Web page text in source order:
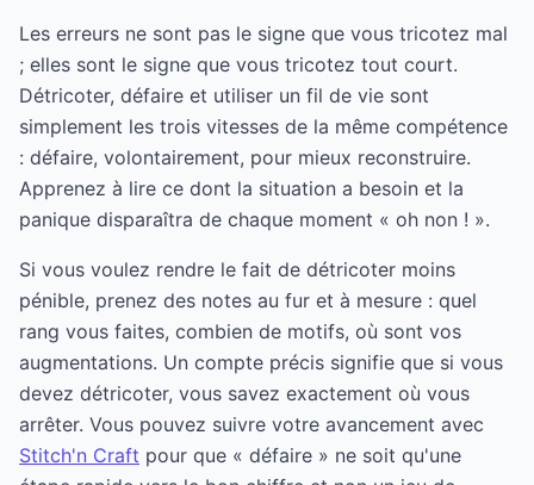
Les erreurs ne sont pas le signe que vous tricotez mal
; elles sont le signe que vous tricotez tout court.
Détricoter, défaire et utiliser un fil de vie sont
simplement les trois vitesses de la même compétence
: défaire, volontairement, pour mieux reconstruire.
Apprenez à lire ce dont la situation a besoin et la
panique disparaîtra de chaque moment « oh non ! ».
Si vous voulez rendre le fait de détricoter moins
pénible, prenez des notes au fur et à mesure : quel
rang vous faites, combien de motifs, où sont vos
augmentations. Un compte précis signifie que si vous
devez détricoter, vous savez exactement où vous
arrêter. Vous pouvez suivre votre avancement avec
Stitch'n Craft pour que « défaire » ne soit qu'une